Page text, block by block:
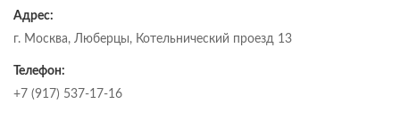
Адрес:
г. Москва, Люберцы, Котельнический проезд 13
Телефон:
+7 (917) 537-17-16